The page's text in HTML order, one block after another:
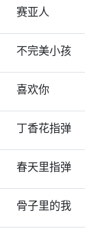
赛亚人
不完美小孩
喜欢你
丁香花指弹
春天里指弹
骨子里的我